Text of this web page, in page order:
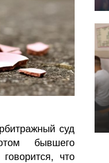
суд
бывшего
что